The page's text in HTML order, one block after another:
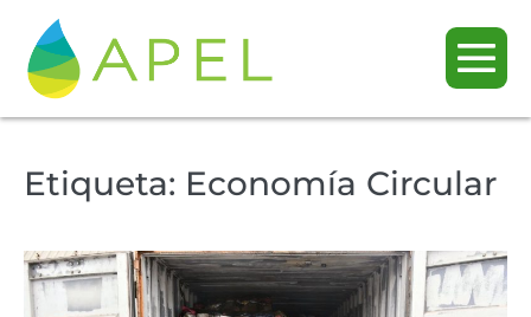
Etiqueta: Economía Circular